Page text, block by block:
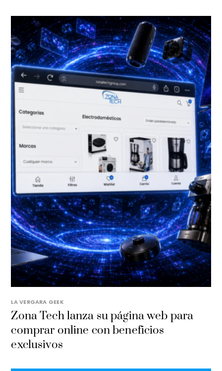
LA VERGARA GEEK
​Zona Tech lanza su página web para
comprar online con beneficios
exclusivos